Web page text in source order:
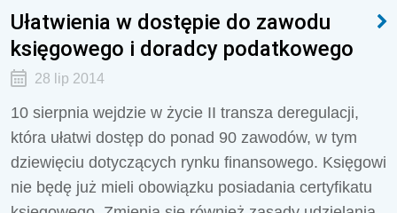
Ułatwienia w dostępie do zawodu
księgowego i doradcy podatkowego
28 lip 2014
10 sierpnia wejdzie w życie II transza deregulacji,
która ułatwi dostęp do ponad 90 zawodów, w tym
dziewięciu dotyczących rynku finansowego. Księgowi
nie będę już mieli obowiązku posiadania certyfikatu